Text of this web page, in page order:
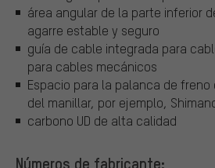
área angular de la parte inferior
agarre estable y seguro
guía de cable integrada para
para cables mecánicos
Espacio para la palanca de
del manillar, por ejemplo,
carbono UD de alta calidad
Números de fabricante: